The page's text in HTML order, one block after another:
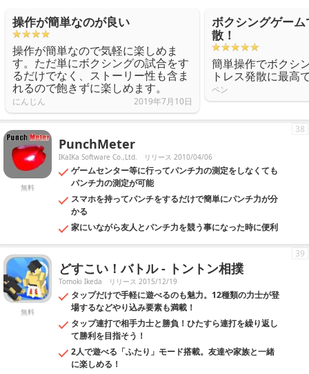
操作が簡単なのが良い
操作が簡単なので気軽に楽しめま
す。ただ単にボクシングの試合をす
るだけでなく、ストーリー性も含ま
れるので飽きずに楽しめます。
にんじん 2019年7月10日
ボクシングゲー
散！
簡単操作でボクシ
トレス発散に最高
ペン
無料
PunchMeter
IKaIKa Software Co.,Ltd. リリース 2010/04/06
ゲームセンター等に行ってパンチ力の測定をしなくても
パンチ力の測定が可能
スマホを持ってパンチをするだけで簡単にパンチ力が分
かる
家にいながら友人とパンチ力を競う事になった時に便利
38
無料
どすこい！バトル - トントン相撲
Tomoki Ikeda リリース 2015/12/19
タップだけで手軽に遊べるのも魅力。12種類の力士が登
場するなどやり込み要素も満載！
タップ連打で相手力士と勝負！ひたすら連打を繰り返し
て勝利を目指そう！
2人で遊べる「ふたり」モード搭載。友達や家族と一緒
に楽しめる！
39